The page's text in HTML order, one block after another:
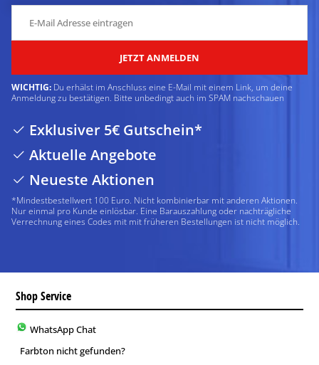
JETZT ANMELDEN
WICHTIG: Du erhälst im Anschluss eine E-Mail mit einem Link, um deine
Anmeldung zu bestätigen. Bitte unbedingt auch im SPAM nachschauen
Exklusiver 5€ Gutschein*
Aktuelle Angebote
Neueste Aktionen
*Mindestbestellwert 100 Euro. Nicht kombinierbar mit anderen Aktionen.
Nur einmal pro Kunde einlösbar. Eine Barauszahlung oder nachträgliche
Verrechnung eines Codes mit mit früheren Bestellungen ist nicht möglich.
Shop Service
WhatsApp Chat
Farbton nicht gefunden?